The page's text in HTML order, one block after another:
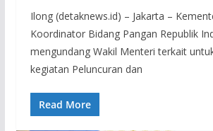
Ilong (detaknews.id) – Jakarta –
Koordinator Bidang Pangan Republik
mengundang Wakil Menteri terkait
kegiatan Peluncuran dan
Read More